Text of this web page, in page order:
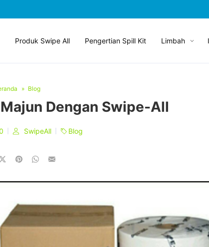
Produk Swipe All Pengertian Spill Kit Limbah
Blog
Dengan Swipe-All
SwipeAll Blog